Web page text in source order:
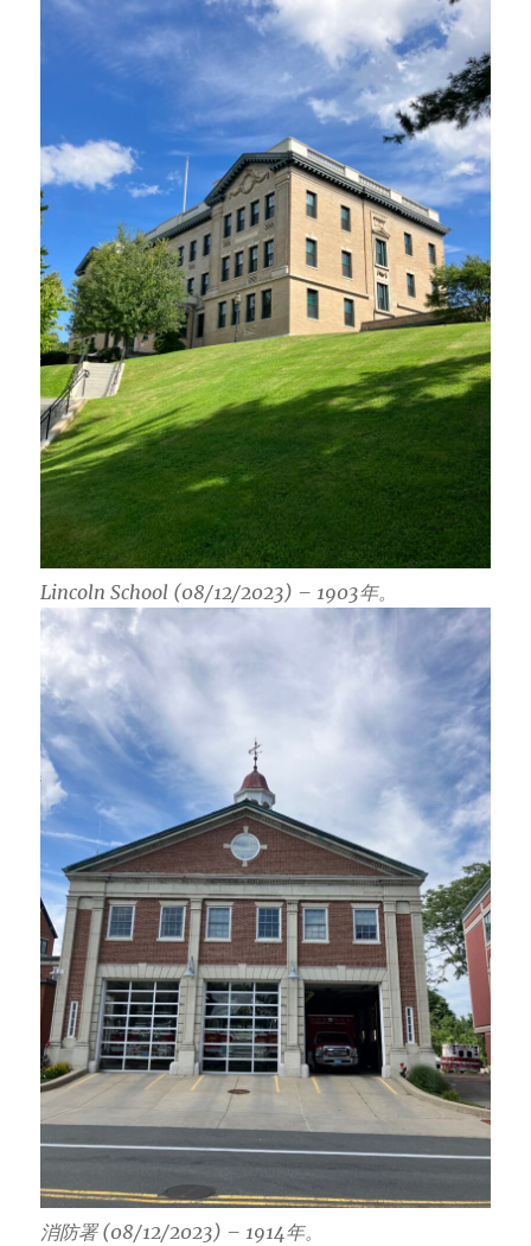
Lincoln School (08/12/2023) – 1903年。
消防署 (08/12/2023) – 1914年。